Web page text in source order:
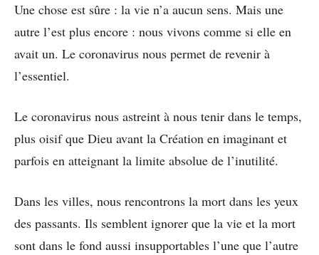
Une chose est sûre : la vie n’a aucun sens. Mais une
autre l’est plus encore : nous vivons comme si elle en
avait un. Le coronavirus nous permet de revenir à
l’essentiel.
Le coronavirus nous astreint à nous tenir dans le temps,
plus oisif que Dieu avant la Création en imaginant et
parfois en atteignant la limite absolue de l’inutilité.
Dans les villes, nous rencontrons la mort dans les yeux
des passants. Ils semblent ignorer que la vie et la mort
sont dans le fond aussi insupportables l’une que l’autre